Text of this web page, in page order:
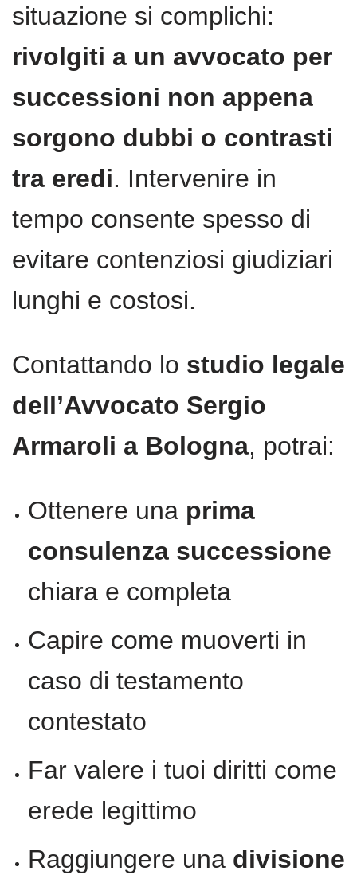
situazione si complichi:
rivolgiti a un avvocato per
successioni non appena
sorgono dubbi o contrasti
tra eredi. Intervenire in
tempo consente spesso di
evitare contenziosi giudiziari
lunghi e costosi.
Contattando lo studio legale
dell’Avvocato Sergio
Armaroli a Bologna, potrai:
Ottenere una prima
consulenza successione
chiara e completa
Capire come muoverti in
caso di testamento
contestato
Far valere i tuoi diritti come
erede legittimo
Raggiungere una divisione